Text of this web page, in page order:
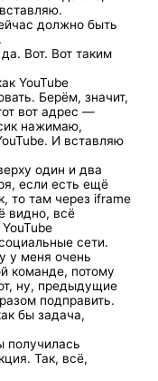
должно быть
Вот. Вот таким
YouTube
Берём, значит,
вот адрес —
нажимаю,
И вставляю
один и два
если есть ещё
то там через iframe
видно, всё
сети.
у меня очень
команде, потому
ну, предыдущие
подправить.
бы задача,
получилась
Так, всё,